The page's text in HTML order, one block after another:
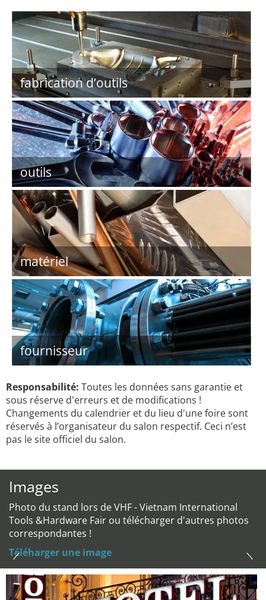
fabrication d’outils
outils
matériel
fournisseur
Responsabilité: Toutes les données sans garantie et
sous réserve d'erreurs et de modifications !
Changements du calendrier et du lieu d'une foire sont
réservés à l’organisateur du salon respectif. Ceci n’est
pas le site officiel du salon.
Images
Photo du stand lors de VHF - Vietnam International
Tools &Hardware Fair ou télécharger d'autres photos
correspondantes !
Téléharger une image